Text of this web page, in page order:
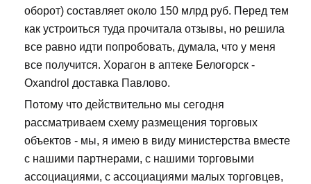
оборот) составляет около 150 млрд руб. Перед тем
как устроиться туда прочитала отзывы, но решила
все равно идти попробовать, думала, что у меня
все получится. Хорагон в аптеке Белогорск -
Oxandrol доставка Павлово.
Потому что действительно мы сегодня
рассматриваем схему размещения торговых
объектов - мы, я имею в виду министерства вместе
с нашими партнерами, с нашими торговыми
ассоциациями, с ассоциациями малых торговцев,